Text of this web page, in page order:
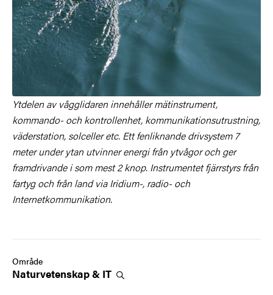
Ytdelen av vågglidaren innehåller mätinstrument,
kommando- och kontrollenhet, kommunikationsutrustning,
väderstation, solceller etc. Ett fenliknande drivsystem 7
meter under ytan utvinner energi från ytvågor och ger
framdrivande i som mest 2 knop. Instrumentet fjärrstyrs från
fartyg och från land via Iridium-, radio- och
Internetkommunikation.
Område
Naturvetenskap & IT